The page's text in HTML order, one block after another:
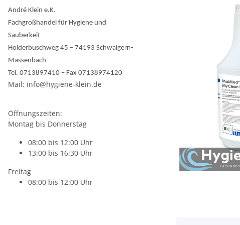
André Klein e.K.
Fachgroßhandel für Hygiene und
Sauberkeit
Holderbuschweg 45 – 74193 Schwaigern-
Massenbach
Tel. 0713897410 – Fax 07138974120
Mail: info@hygiene-klein.de
Öffnungszeiten:
Montag bis Donnerstag
08:00 bis 12:00 Uhr
13:00 bis 16:30 Uhr
Freitag
08:00 bis 12:00 Uhr